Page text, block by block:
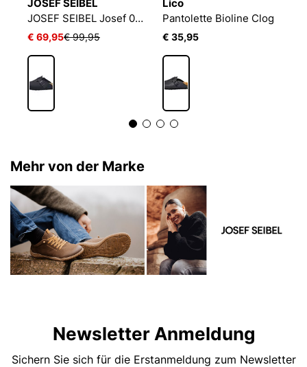
JOSEF SEIBEL
JOSEF SEIBEL Josef 04 | Clog für Herren | Schwarz
€ 69,95€ 99,95
Lico
Pantolette Bioline Clog
€ 35,95
Mehr von der Marke
Newsletter Anmeldung
Sichern Sie sich für die Erstanmeldung zum Newsletter